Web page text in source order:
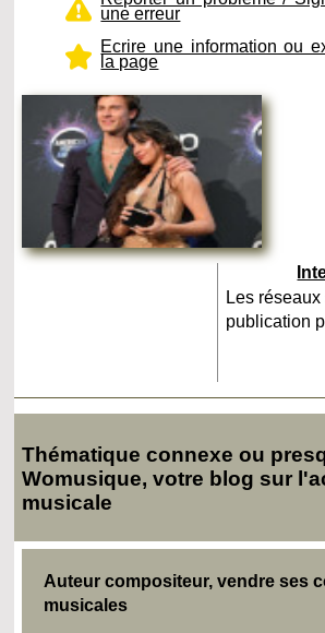
une erreur
Ecrire une information ou
la page
Les
publication
Thématique connexe ou
Womusique, votre blog sur
musicale
Auteur compositeur, vendre ses
musicales